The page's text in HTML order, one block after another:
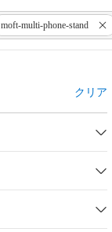
moft-multi-phone-stand
クリア